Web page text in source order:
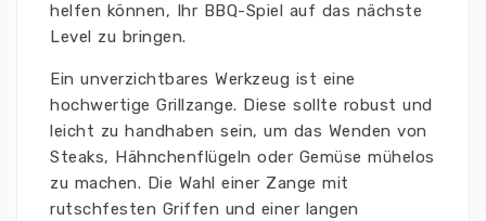
helfen können, Ihr BBQ-Spiel auf das nächste
Level zu bringen.
Ein unverzichtbares Werkzeug ist eine
hochwertige Grillzange. Diese sollte robust und
leicht zu handhaben sein, um das Wenden von
Steaks, Hähnchenflügeln oder Gemüse mühelos
zu machen. Die Wahl einer Zange mit
rutschfesten Griffen und einer langen